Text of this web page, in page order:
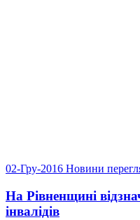
02-Гру-2016 Новини
На Рівненщині
інвалідів